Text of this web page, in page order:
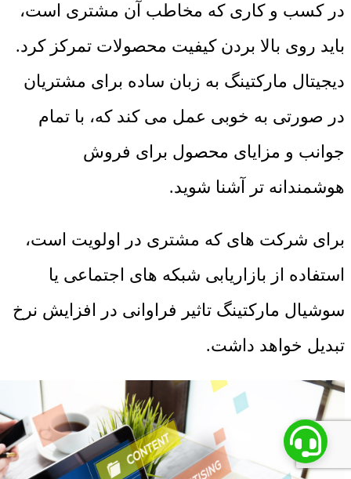
در کسب و کاری که مخاطب آن مشتری است،
باید روی بالا بردن کیفیت محصولات تمرکز کرد.
دیجیتال مارکتینگ به زبان ساده برای مشتریان
در صورتی به خوبی عمل می کند که، با تمام
جوانب و مزایای محصول برای فروش
هوشمندانه تر آشنا شوید.
برای شرکت های که مشتری در اولویت است،
استفاده از بازاریابی شبکه های اجتماعی یا
سوشیال مارکتینگ تاثیر فراوانی در افزایش نرخ
تبدیل خواهد داشت.